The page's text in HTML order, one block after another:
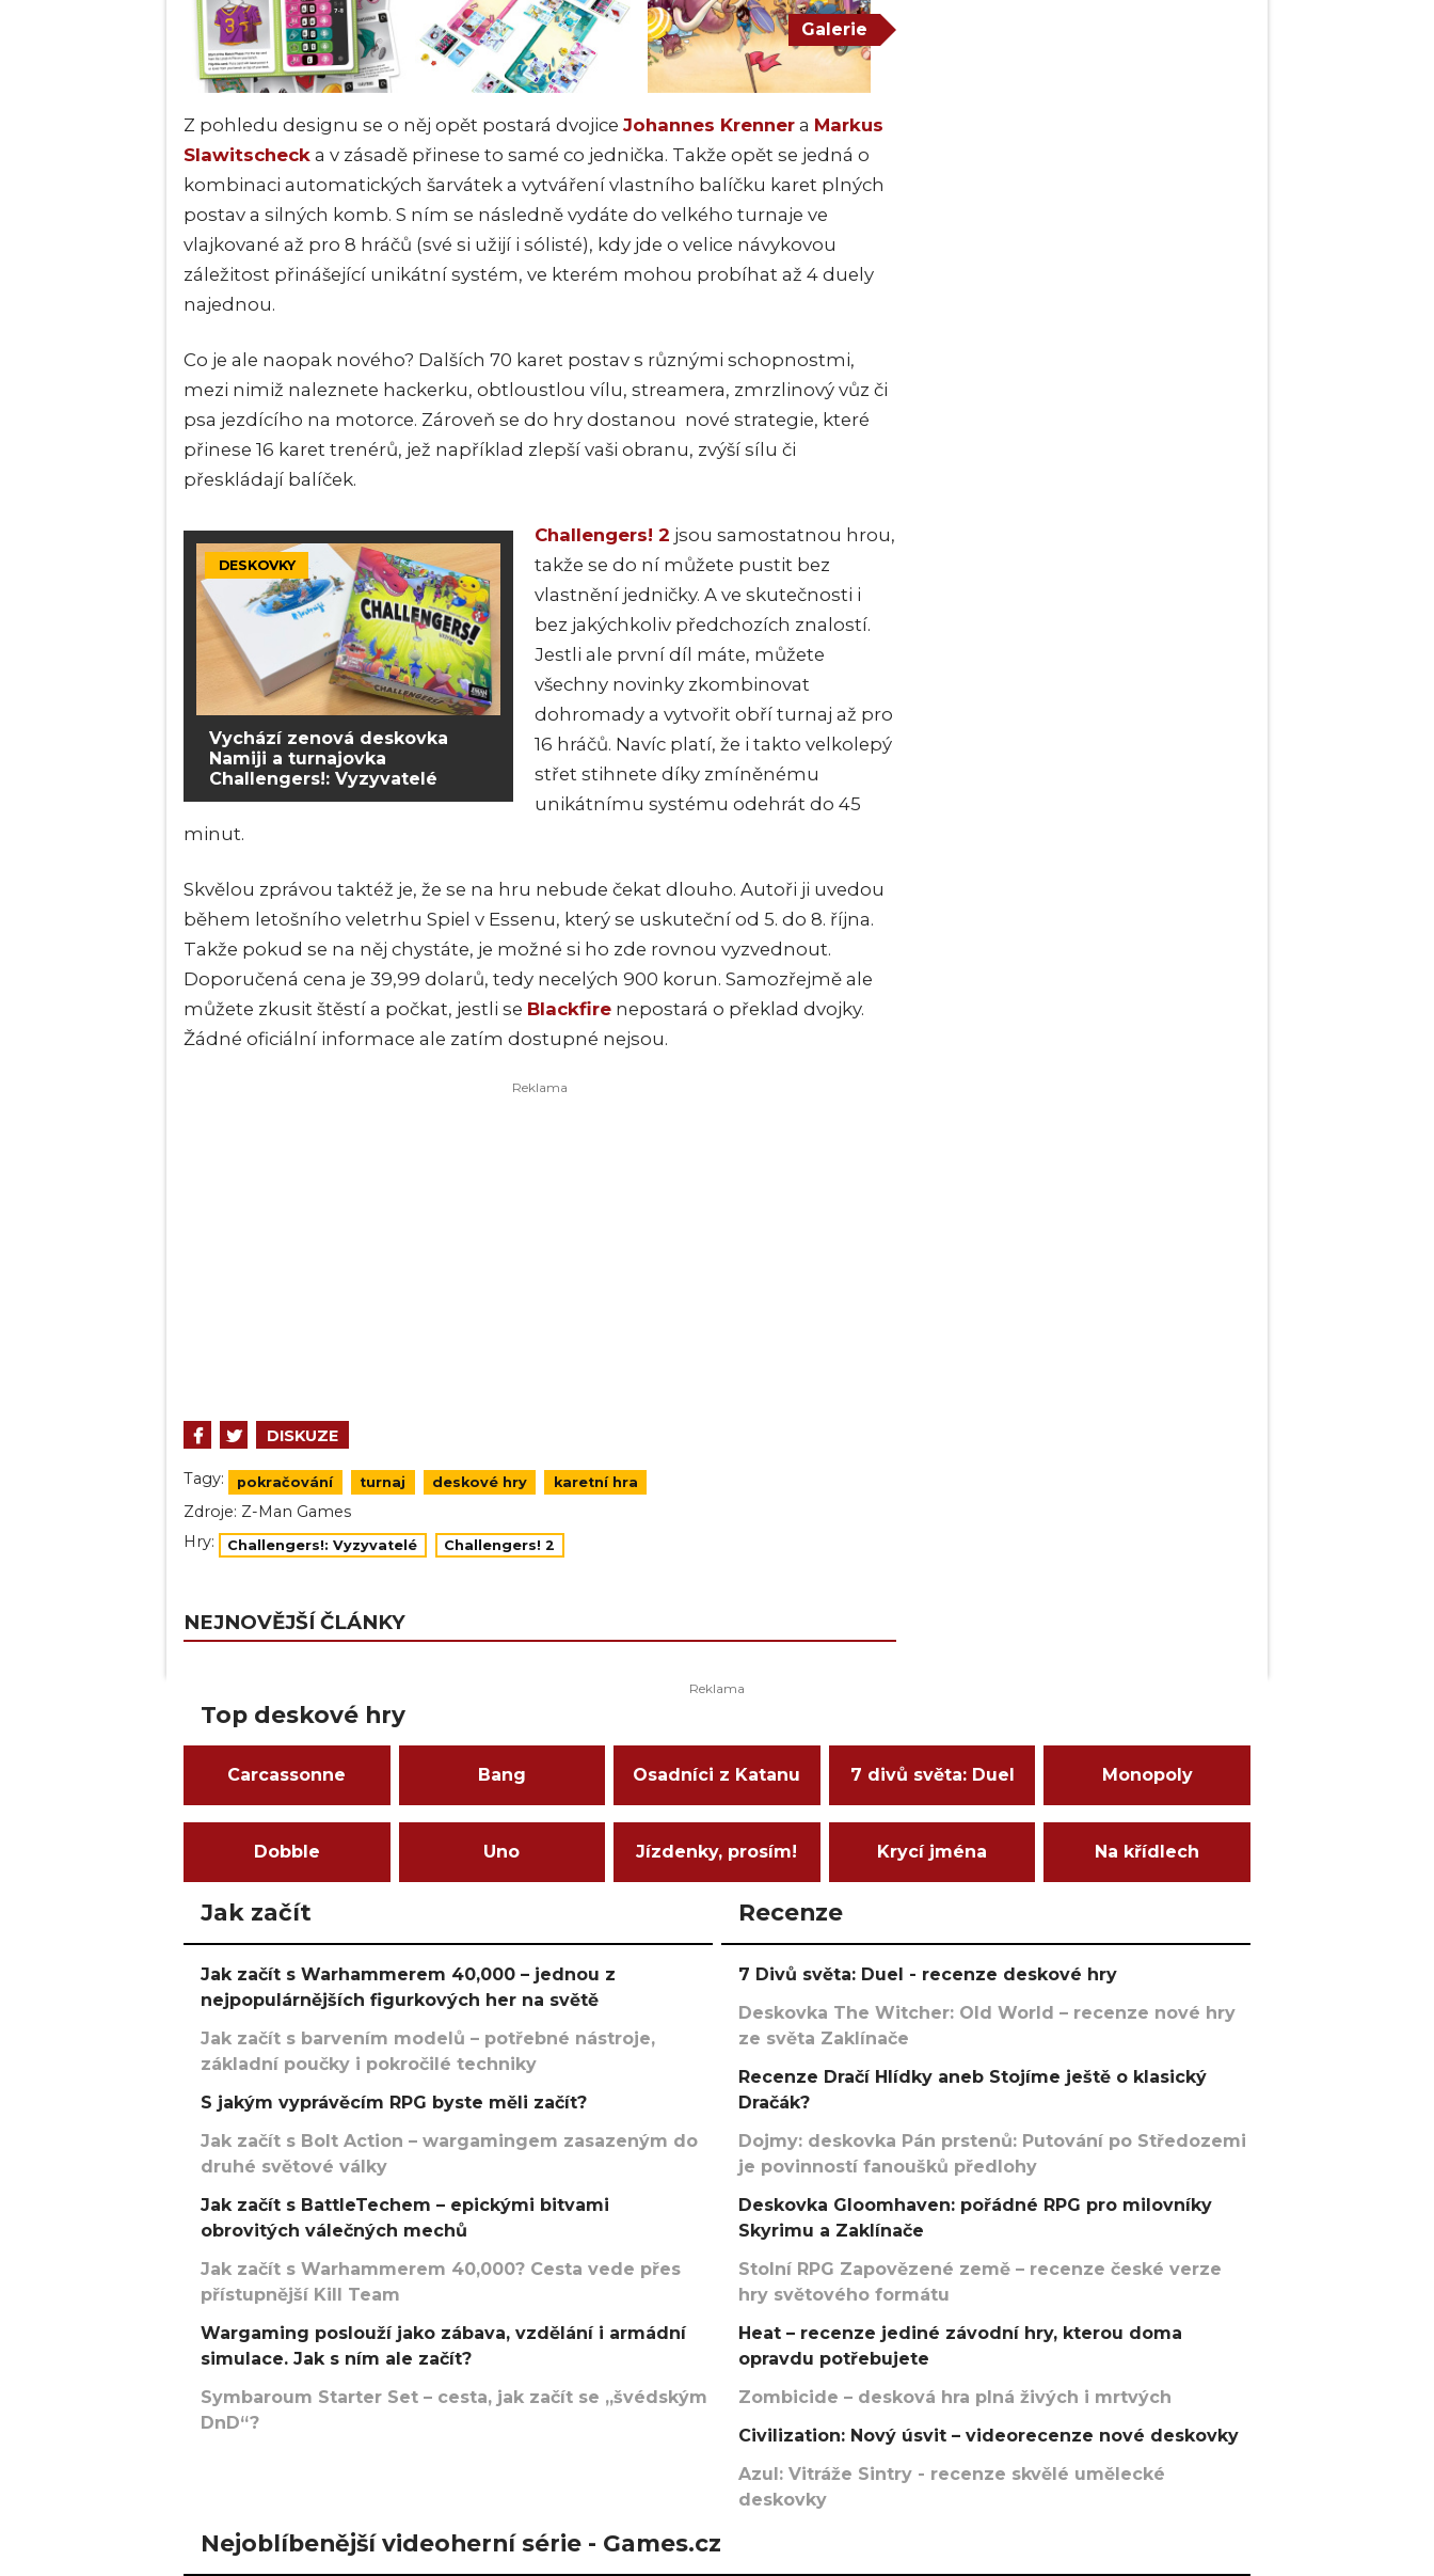
Galerie
Z pohledu designu se o něj opět postará dvojice Johannes Krenner a Markus
Slawitscheck a v zásadě přinese to samé co jednička. Takže opět se jedná o
kombinaci automatických šarvátek a vytváření vlastního balíčku karet plných
postav a silných komb. S ním se následně vydáte do velkého turnaje ve
vlajkované až pro 8 hráčů (své si užijí i sólisté), kdy jde o velice návykovou
záležitost přinášející unikátní systém, ve kterém mohou probíhat až 4 duely
najednou.
Co je ale naopak nového? Dalších 70 karet postav s různými schopnostmi,
mezi nimiž naleznete hackerku, obtloustlou vílu, streamera, zmrzlinový vůz či
psa jezdícího na motorce. Zároveň se do hry dostanou nové strategie, které
přinese 16 karet trenérů, jež například zlepší vaši obranu, zvýší sílu či
přeskládají balíček.
DESKOVKY
Vychází zenová deskovka
Namiji a turnajovka
Challengers!: Vyzyvatelé
Challengers! 2 jsou samostatnou hrou,
takže se do ní můžete pustit bez
vlastnění jedničky. A ve skutečnosti i
bez jakýchkoliv předchozích znalostí.
Jestli ale první díl máte, můžete
všechny novinky zkombinovat
dohromady a vytvořit obří turnaj až pro
16 hráčů. Navíc platí, že i takto velkolepý
střet stihnete díky zmíněnému
unikátnímu systému odehrát do 45
minut.
Skvělou zprávou taktéž je, že se na hru nebude čekat dlouho. Autoři ji uvedou
během letošního veletrhu Spiel v Essenu, který se uskuteční od 5. do 8. října.
Takže pokud se na něj chystáte, je možné si ho zde rovnou vyzvednout.
Doporučená cena je 39,99 dolarů, tedy necelých 900 korun. Samozřejmě ale
můžete zkusit štěstí a počkat, jestli se Blackfire nepostará o překlad dvojky.
Žádné oficiální informace ale zatím dostupné nejsou.
DISKUZE
Tagy: pokračování turnaj deskové hry karetní hra
Zdroje: Z-Man Games
Hry:
Challengers!: Vyzyvatelé Challengers! 2
NEJNOVĚJŠÍ ČLÁNKY
Top deskové hry
Carcassonne Bang Osadníci z Katanu 7 divů světa: Duel Monopoly
Dobble Uno Jízdenky, prosím! Krycí jména Na křídlech
Jak začít
Jak začít s Warhammerem 40,000 – jednou z
nejpopulárnějších figurkových her na světě
Jak začít s barvením modelů – potřebné nástroje,
základní poučky i pokročilé techniky
S jakým vyprávěcím RPG byste měli začít?
Jak začít s Bolt Action – wargamingem zasazeným do
druhé světové války
Jak začít s BattleTechem – epickými bitvami
obrovitých válečných mechů
Jak začít s Warhammerem 40,000? Cesta vede přes
přístupnější Kill Team
Wargaming poslouží jako zábava, vzdělání i armádní
simulace. Jak s ním ale začít?
Symbaroum Starter Set – cesta, jak začít se „švédským
DnD“?
Recenze
7 Divů světa: Duel - recenze deskové hry
Deskovka The Witcher: Old World – recenze nové hry
ze světa Zaklínače
Recenze Dračí Hlídky aneb Stojíme ještě o klasický
Dračák?
Dojmy: deskovka Pán prstenů: Putování po Středozemi
je povinností fanoušků předlohy
Deskovka Gloomhaven: pořádné RPG pro milovníky
Skyrimu a Zaklínače
Stolní RPG Zapovězené země – recenze české verze
hry světového formátu
Heat – recenze jediné závodní hry, kterou doma
opravdu potřebujete
Zombicide – desková hra plná živých i mrtvých
Civilization: Nový úsvit – videorecenze nové deskovky
Azul: Vitráže Sintry - recenze skvělé umělecké
deskovky
Nejoblíbenější videoherní série - Games.cz